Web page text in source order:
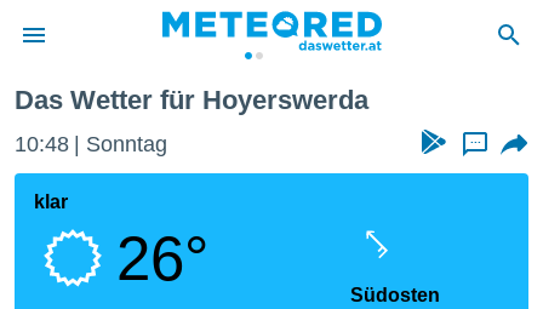
wurde
dass
Das Wetter für Hoyerswerda
10:48 Sonntag ...
klar
26°
Südosten